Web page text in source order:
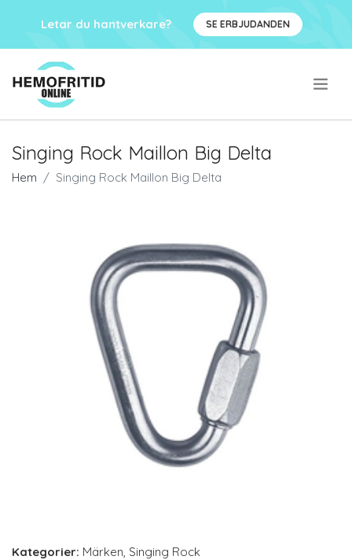
Letar du hantverkare? SE ERBJUDANDEN
Singing Rock Maillon Big Delta
Hem Singing Rock Maillon Big Delta
Kategorier: Märken, Singing Rock